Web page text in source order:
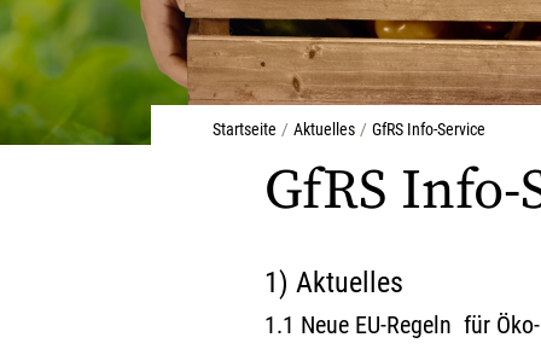
Startseite Aktuelles GfRS Info-Service
Aktuelles
GfRS
GfRS Info-
1) Aktuelles
1.1 Neue EU-Regeln für